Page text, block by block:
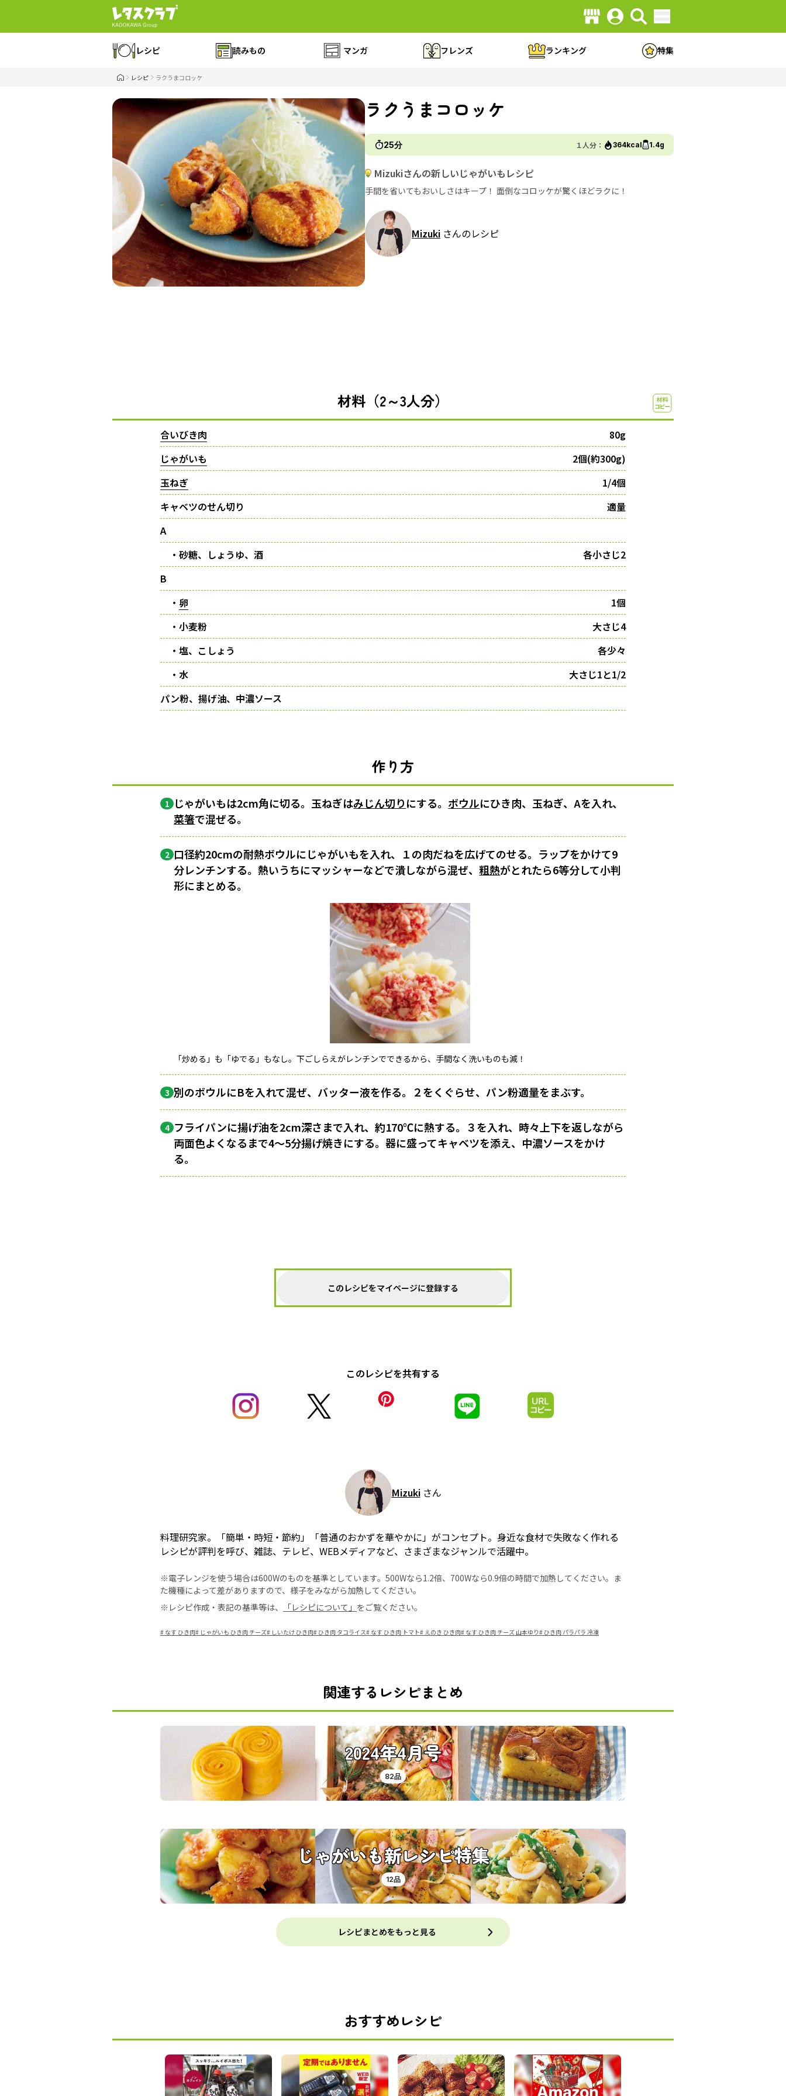
レシピ 読みもの マンガ フレンズ ランキング 特集
レシピ ラクうまコロッケ
ラクうまコロッケ
25分 １人分： 364kcal 1.4g
Mizukiさんの新しいじゃがいもレシピ
手間を省いてもおいしさはキープ！ 面倒なコロッケが驚くほどラクに！
Mizuki さんのレシピ
材料（2～3人分）
合いびき肉
80g
じゃがいも
2個(約300g)
玉ねぎ
1/4個
キャベツのせん切り
適量
A
・砂糖、しょうゆ、酒
各小さじ2
B
・ 卵
1個
・小麦粉
大さじ4
・塩、こしょう
各少々
・水
大さじ1と1/2
パン粉、揚げ油、中濃ソース
作り方
1 じゃがいもは2cm角に切る。玉ねぎはみじん切りにする。 ボウルにひき肉、玉ねぎ、Aを入れ、
菜箸で混ぜる。
2 口径約20cmの耐熱ボウルにじゃがいもを入れ、１の肉だねを広げてのせる。ラップをかけて9
分レンチンする。熱いうちにマッシャーなどで潰しながら混ぜ、粗熱がとれたら6等分して小判
形にまとめる。
「炒める」も「ゆでる」もなし。下ごしらえがレンチンでできるから、手間なく洗いものも減！
3 別のボウルにBを入れて混ぜ、バッター液を作る。２をくぐらせ、パン粉適量をまぶす。
4 フライパンに揚げ油を2cm深さまで入れ、約170℃に熱する。３を入れ、時々上下を返しながら
両面色よくなるまで4～5分揚げ焼きにする。器に盛ってキャベツを添え、中濃ソースをかけ
る。
このレシピをマイページに登録する
このレシピを共有する
Mizuki さん
料理研究家。「簡単・時短・節約」「普通のおかずを華やかに」がコンセプト。身近な食材で失敗なく作れる
レシピが評判を呼び、雑誌、テレビ、WEBメディアなど、さまざまなジャンルで活躍中。
※電子レンジを使う場合は600Wのものを基準としています。500Wなら1.2倍、700Wなら0.9倍の時間で加熱してください。ま
た機種によって差がありますので、様子をみながら加熱してください。
※レシピ作成・表記の基準等は、
「レシピについて」 をご覧ください。
# なす ひき肉# じゃがいも ひき肉 チーズ# しいたけ ひき肉# ひき肉 タコライス# なす ひき肉 トマト# えのき ひき肉# なす ひき肉 チーズ 山本ゆり# ひき肉 パラパラ 冷凍
関連するレシピまとめ
2024年4月号
82品
じゃがいも新レシピ特集
12品
レシピまとめをもっと見る
おすすめレシピ